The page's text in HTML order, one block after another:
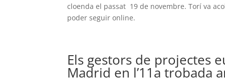
cloenda el passat 19 de novembre. Torí va
poder seguir online.
Els gestors de projectes
Madrid en l’11a trobada